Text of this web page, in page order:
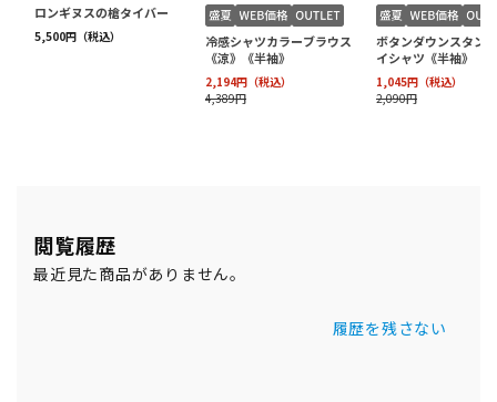
閲覧履歴
最近見た商品がありません。
履歴を残さない